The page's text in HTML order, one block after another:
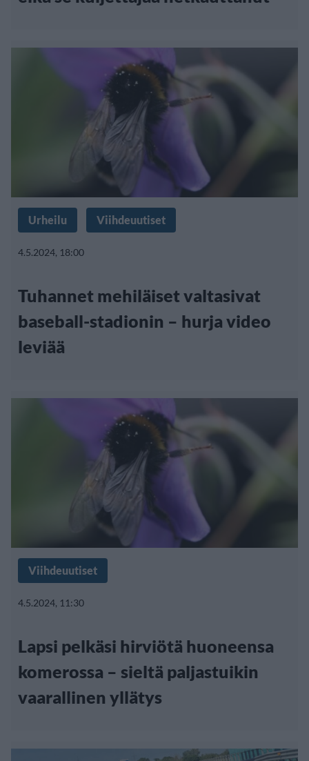
Urheilu Viihdeuutiset
4.5.2024, 18:00
Tuhannet mehiläiset valtasivat
baseball-stadionin – hurja video
leviää
Viihdeuutiset
4.5.2024, 11:30
Lapsi pelkäsi hirviötä huoneensa
komerossa – sieltä paljastuikin
vaarallinen yllätys